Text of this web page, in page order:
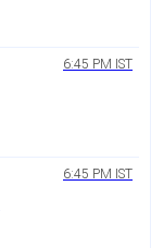
6:45 PM IST
6:45 PM IST